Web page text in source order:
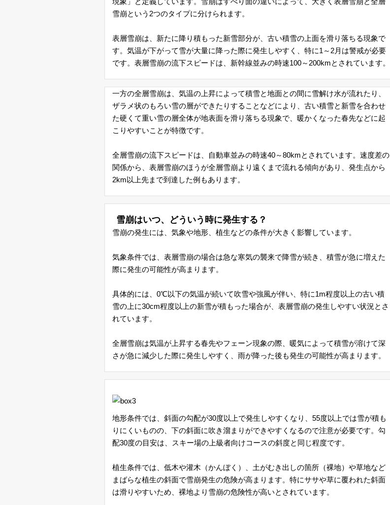
雪崩という2つのタイプに分けられます。
表層雪崩は、新たに降り積もった新雪部分が、古い積雪の上面を滑り落ちる現象で
す。気温が下がって雪が大量に降った際に発生しやすく、特に1～2月は警戒が必要
です。表層雪崩の流下スピードは、新幹線並みの時速100～200kmとされています。
一方の全層雪崩は、気温の上昇によって積雪と地面との間に雪解け水が流れたり、
ザラメ状のもろい雪の層ができたりすることなどにより、古い積雪と新雪を合わせ
た硬くて重い雪の層全体が地表面を滑り落ちる現象で、暖かくなった春先などに起
こりやすいことが特徴です。
全層雪崩の流下スピードは、自動車並みの時速40～80kmとされています。速度差の
関係から、表層雪崩のほうが全層雪崩より遠くまで流れる傾向があり、発生点から
2km以上先まで到達した例もあります。
雪崩はいつ、どういう時に発生する？
雪崩の発生には、気象や地形、植生などの条件が大きく影響しています。
気象条件では、表層雪崩の場合は急な寒気の襲来で降雪が続き、積雪が急に増えた
際に発生の可能性が高まります。
具体的には、0℃以下の気温が続いて吹雪や強風が伴い、特に1m程度以上の古い積
雪の上に30cm程度以上の新雪が積もった場合が、表層雪崩の発生しやすい状況とさ
れています。
全層雪崩は気温が上昇する春先やフェーン現象の際、暖気によって積雪が溶けて深
さが急に減少した際に発生しやすく、雨が降った後も発生の可能性が高まります。
地形条件では、斜面の勾配が30度以上で発生しやすくなり、55度以上では雪が積も
りにくいものの、下の斜面に吹き溜まりができやすくなるので注意が必要です。勾
配30度の目安は、スキー場の上級者向けコースの斜度と同じ程度です。
植生条件では、低木や灌木（かんぼく）、土がむき出しの箇所（裸地）や草地など
まばらな植生の斜面で雪崩発生の危険が高まります。特にササや草に覆われた斜面
は滑りやすいため、裸地より雪崩の危険性が高いとされています。